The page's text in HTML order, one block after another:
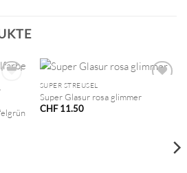
SUPER STREUSEL
Super Glasur rosa glimmer
CHF11.50